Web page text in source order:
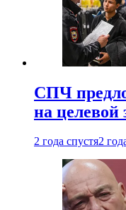
СПЧ
на целевой
2 года спустя2